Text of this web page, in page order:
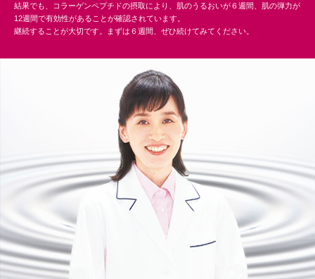
結果でも、コラーゲンペプチドの摂取により、肌のうるおいが６週間、肌の弾力が
12週間で有効性があることが確認されています。
継続することが大切です。まずは６週間、ぜひ続けてみてください。